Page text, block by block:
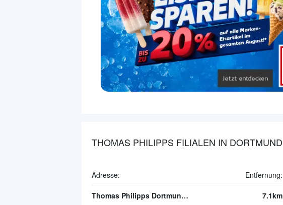
THOMAS PHILIPPS FILIALEN IN DORTMUND
Adresse: Entfernung:
Thomas Philipps Dortmund-Derne 7.1km